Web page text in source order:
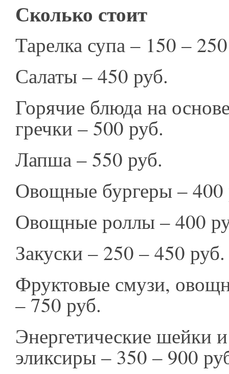
Сколько стоит
Тарелка супа – 150 –
Салаты – 450 руб.
Горячие блюда на
гречки – 500 руб.
Лапша – 550 руб.
Овощные бургеры – 400
Овощные роллы – 400
Закуски – 250 – 450 руб.
Фруктовые смузи,
– 750 руб.
Энергетические шейки
эликсиры – 350 – 900